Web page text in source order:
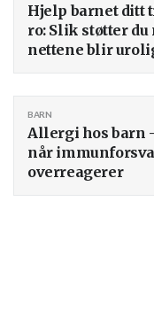
Hjelp barnet ditt
ro: Slik støtter du
nettene blir
Allergi hos barn
når
overreagerer
BARN